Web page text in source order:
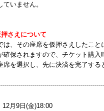
いません。
さえについて
は、その座席を仮押さえしたこと
確保されますので、チケット購入
席を選択し、先に決済を完了す
12月9日(金)18:00